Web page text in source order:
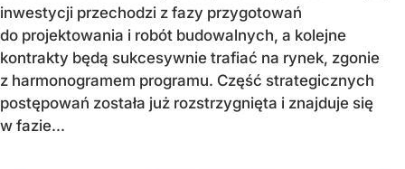
inwestycji przechodzi z fazy przygotowań
do projektowania i robót budowalnych, a kolejne
kontrakty będą sukcesywnie trafiać na rynek, zgonie
z harmonogramem programu. Część strategicznych
postępowań została już rozstrzygnięta i znajduje się
w fazie...